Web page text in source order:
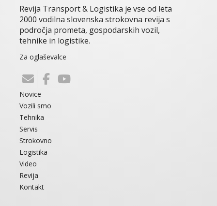
Revija Transport & Logistika je vse od leta
2000 vodilna slovenska strokovna revija s
področja prometa, gospodarskih vozil,
tehnike in logistike.
Za oglaševalce
Novice
Vozili smo
Tehnika
Servis
Strokovno
Logistika
Video
Revija
Kontakt